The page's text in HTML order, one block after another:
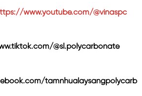
www.youtube.com/@vinaspc
@sl.polycarbonate
tamnhualaysangpolycarb